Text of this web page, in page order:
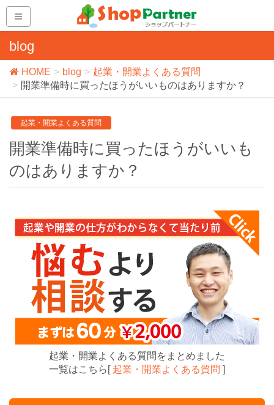
blog
HOME blog
起業・開業よくある質問
開業準備時に買ったほうがいいものはありますか？
起業・開業よくある質問
開業準備時に買ったほうがいいも
のはありますか？
起業・開業よくある質問をまとめました
一覧はこちら[ 起業・開業よくある質問 ]